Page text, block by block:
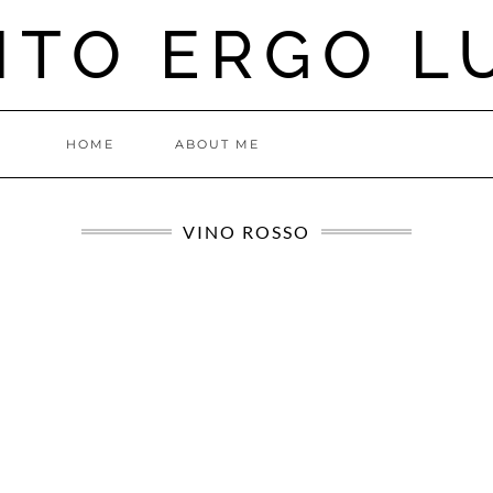
ERGO
HOME ABOUT ME
VINO ROSSO